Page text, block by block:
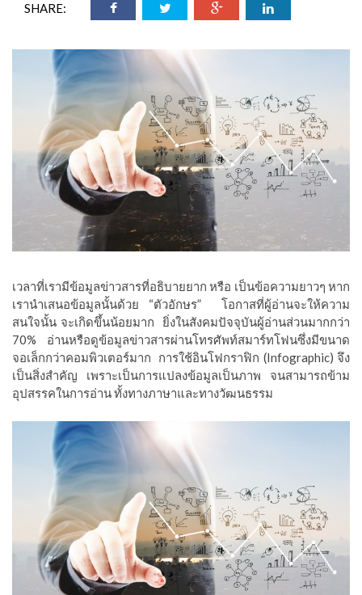
SHARE:
เวลาที่เรามีข้อมูลข่าวสารที่อธิบายยาก หรือ เป็นข้อความยาวๆ หาก
เรานำเสนอข้อมูลนั้นด้วย “ตัวอักษร”
โอกาสที่ผู้อ่านจะให้ความ
สนใจนั้น จะเกิดขึ้นน้อยมาก
ยิ่งในสังคมปัจจุบันผู้อ่านส่วนมากกว่า
70% อ่านหรือดูข้อมูลข่าวสารผ่านโทรศัพท์สมาร์ทโฟนซึ่งมีขนาด
จอเล็กกว่าคอมพิวเตอร์มาก
การใช้อินโฟกราฟิก (Infographic) จึง
เป็นสิ่งสำคัญ เพราะเป็นการแปลงข้อมูลเป็นภาพ จนสามารถข้าม
อุปสรรคในการอ่าน ทั้งทางภาษาและทางวัฒนธรรม